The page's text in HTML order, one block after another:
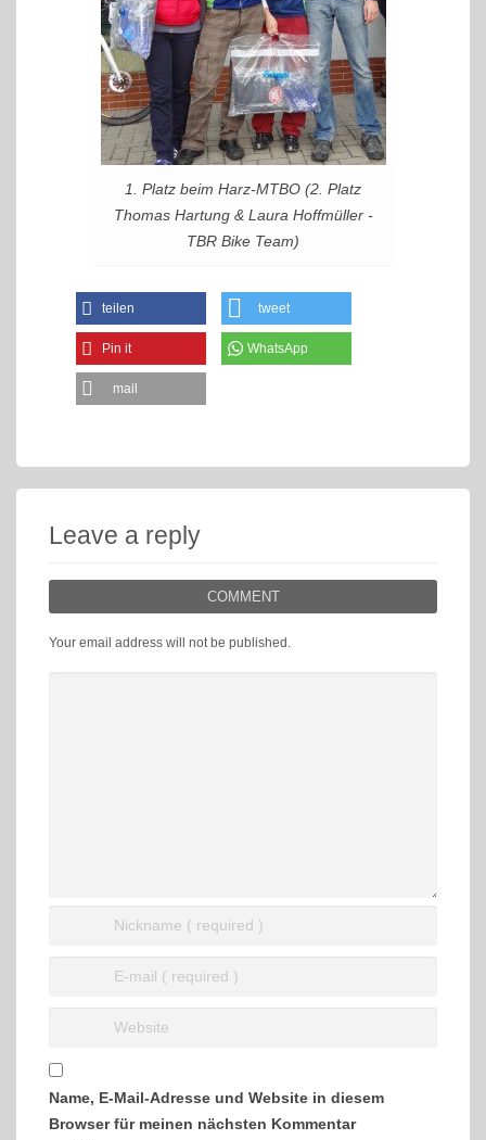
1. Platz beim Harz-MTBO (2. Platz
Thomas Hartung & Laura Hoffmüller -
TBR Bike Team)
teilen tweet
Pin it WhatsApp
mail
Leave a reply
COMMENT
Your email address will not be published.
Name, E-Mail-Adresse und Website in diesem
Browser für meinen nächsten Kommentar